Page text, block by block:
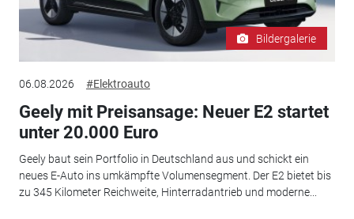
Bildergalerie
06.08.2026 #Elektroauto
Geely mit Preisansage: Neuer E2 startet
unter 20.000 Euro
Geely baut sein Portfolio in Deutschland aus und schickt ein
neues E-Auto ins umkämpfte Volumensegment. Der E2 bietet bis
zu 345 Kilometer Reichweite, Hinterradantrieb und moderne...